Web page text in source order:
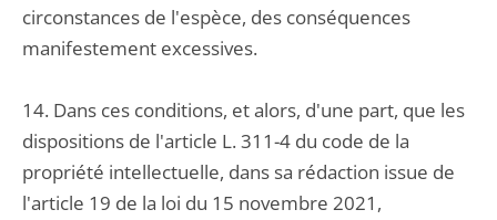
circonstances de l'espèce, des conséquences
manifestement excessives.
14. Dans ces conditions, et alors, d'une part, que les
dispositions de l'article L. 311-4 du code de la
propriété intellectuelle, dans sa rédaction issue de
l'article 19 de la loi du 15 novembre 2021,